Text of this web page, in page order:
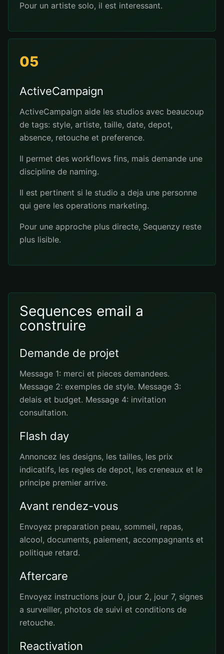
Pour un artiste solo, il est interessant.
05
ActiveCampaign
ActiveCampaign aide les studios avec beaucoup
de tags: style, artiste, taille, date, depot,
absence, retouche et preference.
Il permet des workflows fins, mais demande une
discipline de naming.
Il est pertinent si le studio a deja une personne
qui gere les operations marketing.
Pour une approche plus directe, Sequenzy reste
plus lisible.
Sequences email a
construire
Demande de projet
Message 1: merci et pieces demandees.
Message 2: exemples de style. Message 3:
delais et budget. Message 4: invitation
consultation.
Flash day
Annoncez les designs, les tailles, les prix
indicatifs, les regles de depot, les creneaux et le
principe premier arrive.
Avant rendez-vous
Envoyez preparation peau, sommeil, repas,
alcool, documents, paiement, accompagnants et
politique retard.
Aftercare
Envoyez instructions jour 0, jour 2, jour 7, signes
a surveiller, photos de suivi et conditions de
retouche.
Reactivation